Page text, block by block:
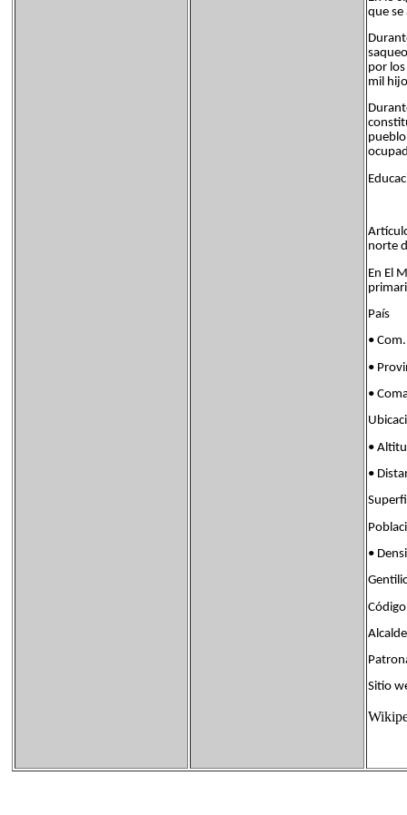
que
por
mil
norte
En El
País
•
•
•
•
•
•
Sitio